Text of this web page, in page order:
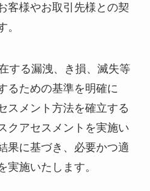
客様やお取引先様との契
。
する漏洩、き損、滅失等
るための基準を明確に
スメント方法を確立する
クアセスメントを実施い
果に基づき、必要かつ適
実施いたします。